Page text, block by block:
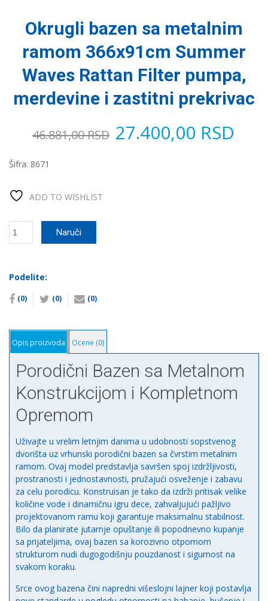
Okrugli bazen sa metalnim
ramom 366x91cm Summer
Waves Rattan Filter pumpa,
merdevine i zastitni prekrivac
46.881,00RSD Оригинална
27.400,00 RSD
Šifra: 8671
ADD TO WISHLIST
Okrugli
ramom
Summer
Rattan
Filter
pumpa,
merdevine
zastitni
prekrivac
количина
Naruči
Podelite:
(0) (0) (0)
Opis proizvoda Ocene (0)
Porodični Bazen sa Metalnom
Konstrukcijom i Kompletnom
Opremom
Uživajte u vrelim letnjim danima u udobnosti sopstvenog
dvorišta uz vrhunski porodični bazen sa čvrstim metalnim
ramom. Ovaj model predstavlja savršen spoj izdržljivosti,
prostranosti i jednostavnosti, pružajući osveženje i zabavu
za celu porodicu. Konstruisan je tako da izdrži pritisak velike
količine vode i dinamičnu igru dece, zahvaljujući pažljivo
projektovanom ramu koji garantuje maksimalnu stabilnost.
Bilo da planirate jutarnje opuštanje ili popodnevno kupanje
sa prijateljima, ovaj bazen sa korozivno otpornom
strukturom nudi dugogodišnju pouzdanost i sigurnost na
svakom koraku.
Srce ovog bazena čini napredni višeslojni lajner koji postavlja